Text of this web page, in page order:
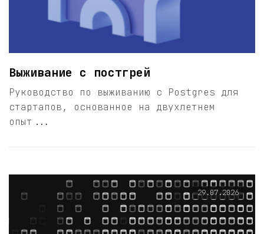
Выживание с постгрей
Руководство по выживанию с Postgres для
стартапов, основанное на двухлетнем
опыт...
29.07.2026